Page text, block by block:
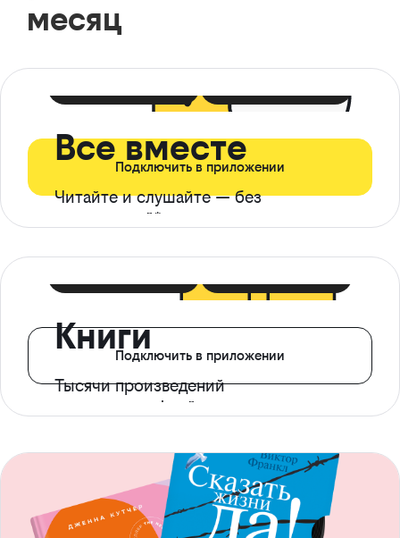
месяц
Все вместе
Читайте и слушайте — без
ограничений*
Подключить в приложении
Книги
Тысячи произведений
с доступом офлайн
Подключить в приложении